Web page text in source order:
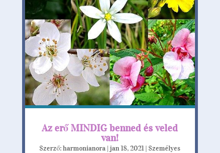
Az erő MINDIG benned és veled
van!
Szerző:harmonianora |jan 18, 2021 |Személyes